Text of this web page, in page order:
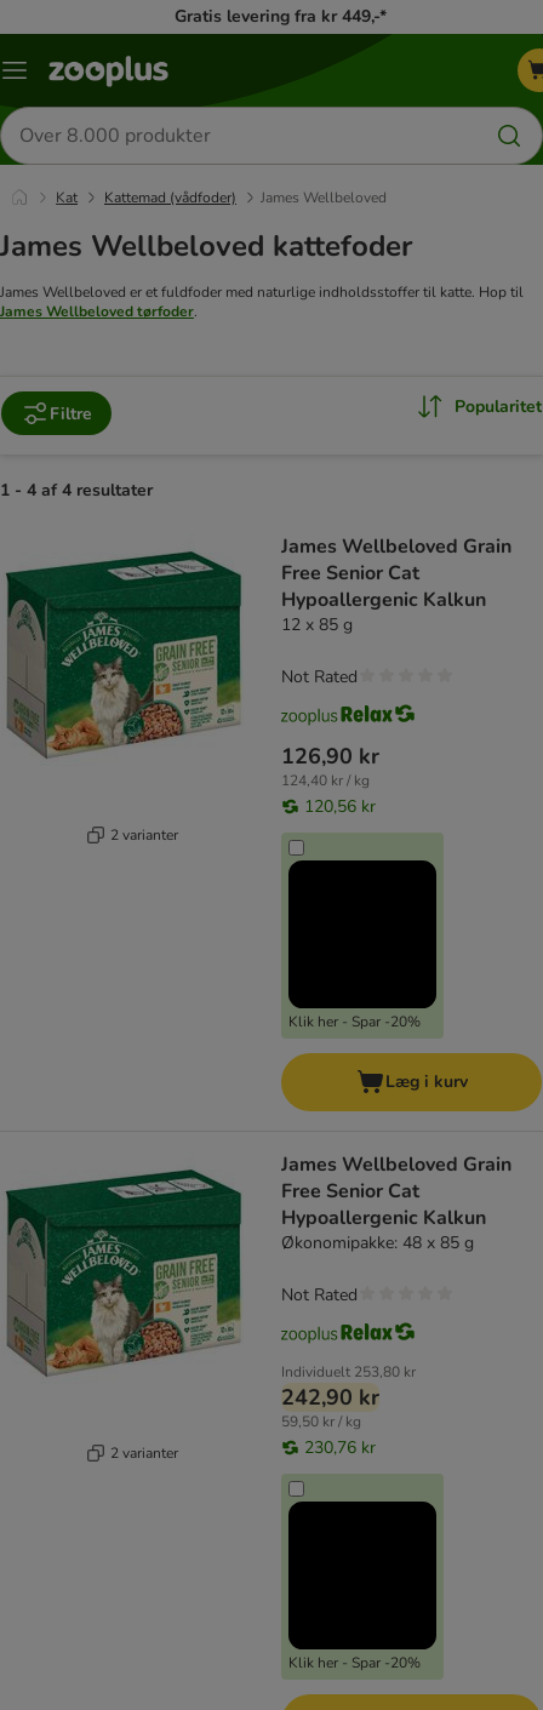
Gratis levering fra kr 449,-*
Menu
Søg
efter
produkter
Kat Kattemad (vådfoder) James Wellbeloved
James Wellbeloved kattefoder
James Wellbeloved er et fuldfoder med naturlige indholdsstoffer til katte. Hop til
James Wellbeloved tørfoder.
Filtre Popularitet
1 - 4 af 4 resultater
2 varianter
James Wellbeloved Grain
Free Senior Cat
Hypoallergenic Kalkun
12 x 85 g
126,90 kr
124,40 kr / kg
120,56 kr
Klik her - Spar -20%
Not Rated
Læg i kurv
2 varianter
James Wellbeloved Grain
Free Senior Cat
Hypoallergenic Kalkun
Økonomipakke: 48 x 85 g
Individuelt 253,80 kr
242,90 kr
59,50 kr / kg
230,76 kr
Klik her - Spar -20%
Not Rated